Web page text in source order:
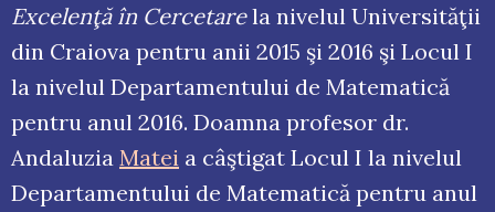
Excelenţă în Cercetarela nivelul Universităţii
din Craiova pentru anii 2015 şi 2016 şi Locul I
la nivelul Departamentului de Matematică
pentru anul 2016. Doamna profesor dr.
Andaluzia Matei a câştigat Locul I la nivelul
Departamentului de Matematică pentru anul